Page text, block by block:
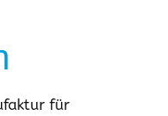
für